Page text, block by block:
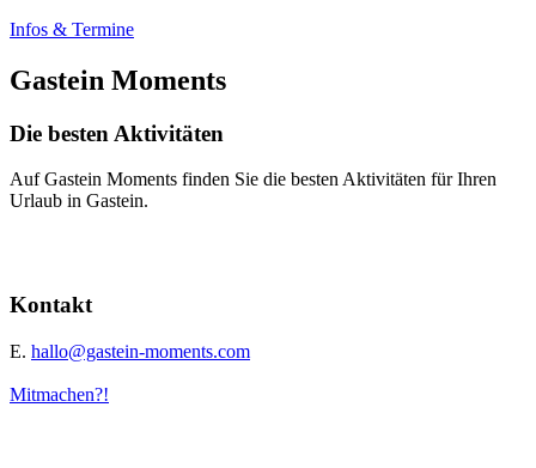
Infos & Termine
Gastein Moments
Die besten Aktivitäten
Auf Gastein Moments finden Sie die besten Aktivitäten für Ihren
Urlaub in Gastein.
Kontakt
E. hallo@gastein-moments.com
Mitmachen?!